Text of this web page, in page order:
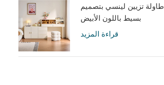
طاولة تزيين لينسي بتصميم
بسيط باللون الأبيض
قراءة المزيد